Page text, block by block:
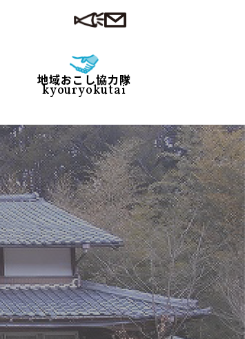
地域おこし協力隊
kyouryokutai